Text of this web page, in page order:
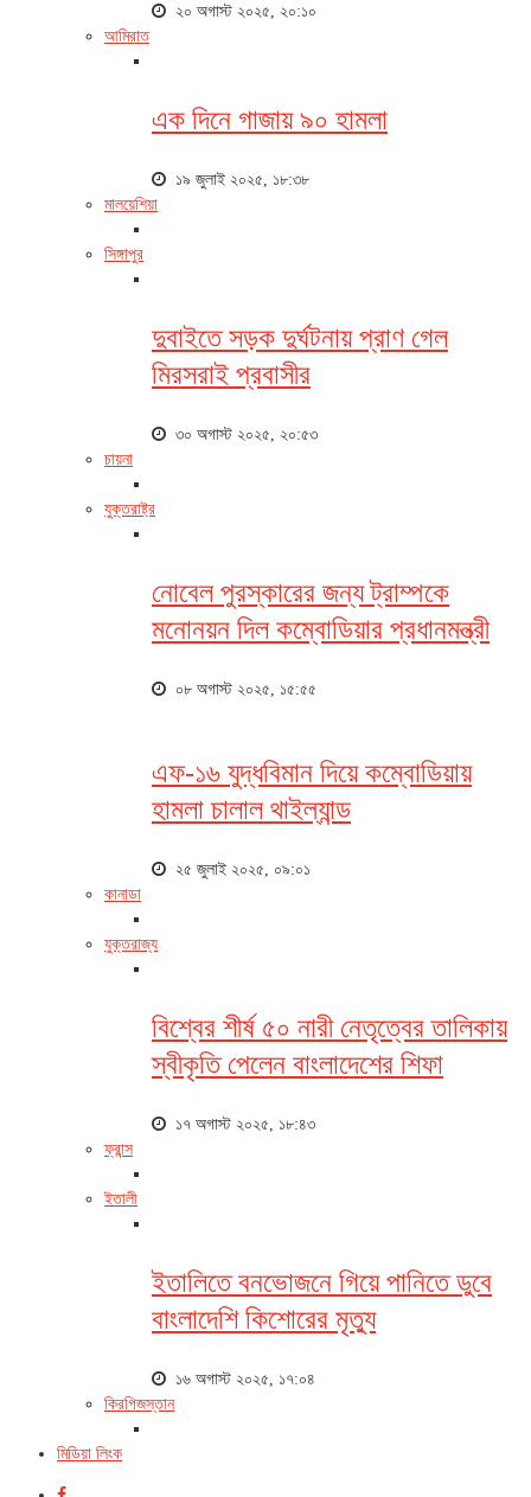
২০ অগাস্ট ২০২৫, ২০:১০
আমিরাত
এক দিনে গাজায় ৯০ হামলা
১৯ জুলাই ২০২৫, ১৮:৩৮
মালয়েশিয়া
সিঙ্গাপুর
দুবাইতে সড়ক দুর্ঘটনায় প্রাণ গেল
মিরসরাই প্রবাসীর
৩০ অগাস্ট ২০২৫, ২০:৫৩
চায়না
যুক্তরাষ্ট্র
নোবেল পুরস্কারের জন্য ট্রাম্পকে
মনোনয়ন দিল কম্বোডিয়ার প্রধানমন্ত্রী
০৮ অগাস্ট ২০২৫, ১৫:৫৫
এফ-১৬ যুদ্ধবিমান দিয়ে কম্বোডিয়ায়
হামলা চালাল থাইল্যান্ড
২৫ জুলাই ২০২৫, ০৯:০১
কানাডা
যুক্তরাজ্য
বিশ্বের শীর্ষ ৫০ নারী নেতৃত্বের তালিকায়
স্বীকৃতি পেলেন বাংলাদেশের শিফা
১৭ অগাস্ট ২০২৫, ১৮:৪৩
ফ্রান্স
ইতালী
ইতালিতে বনভোজনে গিয়ে পানিতে ডুবে
বাংলাদেশি কিশোরের মৃত্যু
১৬ অগাস্ট ২০২৫, ১৭:০৪
কিরগিজস্তান
মিডিয়া লিংক